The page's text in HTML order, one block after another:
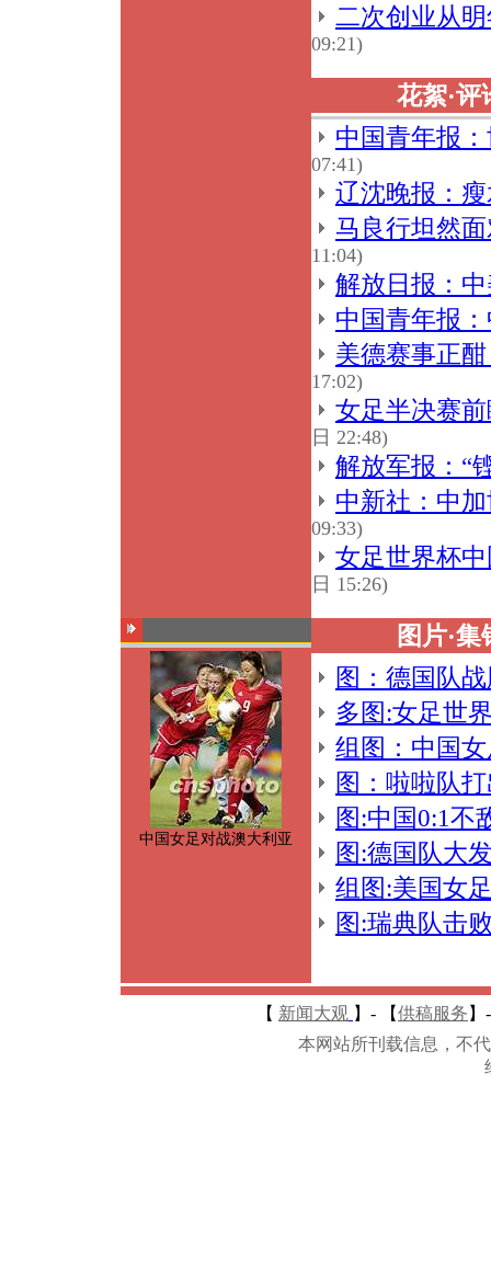
二次创业从
09:21)
花絮·评
中国青年报
07:41)
辽沈晚报：
马良行坦然
11:04)
解放日报：
中国青年报
美德赛事正
17:02)
女足半决赛
日 22:48)
解放军报：“
中新社：中
09:33)
女足世界杯
日 15:26)
中国女足对战澳大利亚
图片·集
图：德国队
多图:女足世
组图：中国
图：啦啦队
图:中国0:1不
图:德国队大
组图:美国女
图:瑞典队击
【 新闻大观 】- 【供稿服务 】-
本网站所刊载信息，不